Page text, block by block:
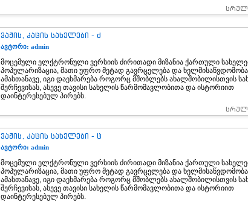
ვაჟის, კაცის სახელები - ძ
ავტორი: admin
მოცემული ელქტრონული ვერსიის ძირითადი მიზანია ქართული
პოპულარიზაცია, მათი უფრო მეტად გავრცელება და
ამასთანავე, იგი დაეხმარება როგორც მშობლებს ახალშობილისთვის
შერჩევისას, ასევე თავისი სახელის წარმომავლობითა და ისტორიით
დაინტერესებულ პირებს.
ვაჟის, კაცის სახელები - ც
ავტორი: admin
მოცემული ელქტრონული ვერსიის ძირითადი მიზანია ქართული
პოპულარიზაცია, მათი უფრო მეტად გავრცელება და
ამასთანავე, იგი დაეხმარება როგორც მშობლებს ახალშობილისთვის
შერჩევისას, ასევე თავისი სახელის წარმომავლობითა და ისტორიით
დაინტერესებულ პირებს.